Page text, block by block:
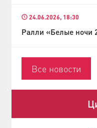
24.06.2026, 18:30
Ралли «Белые ночи
Все новости